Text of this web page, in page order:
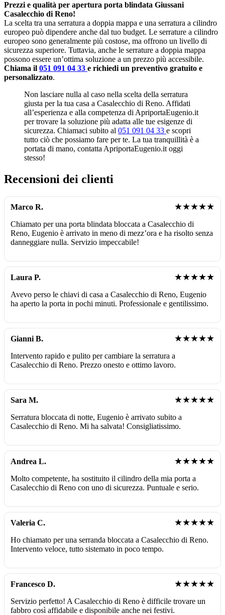
Prezzi e qualità per apertura porta blindata Giussani
Casalecchio di Reno!
La scelta tra una serratura a doppia mappa e una serratura a cilindro
europeo può dipendere anche dal tuo budget. Le serrature a cilindro
europeo sono generalmente più costose, ma offrono un livello di
sicurezza superiore. Tuttavia, anche le serrature a doppia mappa
possono essere un’ottima soluzione a un prezzo più accessibile.
Chiama il 051 091 04 33 e richiedi un preventivo gratuito e
personalizzato.
Non lasciare nulla al caso nella scelta della serratura
giusta per la tua casa a Casalecchio di Reno. Affidati
all’esperienza e alla competenza di ApriportaEugenio.it
per trovare la soluzione più adatta alle tue esigenze di
sicurezza. Chiamaci subito al 051 091 04 33 e scopri
tutto ciò che possiamo fare per te. La tua tranquillità è a
portata di mano, contatta ApriportaEugenio.it oggi
stesso!
Recensioni dei clienti
Marco R. ★★★★★
Chiamato per una porta blindata bloccata a Casalecchio di
Reno, Eugenio è arrivato in meno di mezz’ora e ha risolto senza
danneggiare nulla. Servizio impeccabile!
Laura P. ★★★★★
Avevo perso le chiavi di casa a Casalecchio di Reno, Eugenio
ha aperto la porta in pochi minuti. Professionale e gentilissimo.
Gianni B. ★★★★★
Intervento rapido e pulito per cambiare la serratura a
Casalecchio di Reno. Prezzo onesto e ottimo lavoro.
Sara M. ★★★★★
Serratura bloccata di notte, Eugenio è arrivato subito a
Casalecchio di Reno. Mi ha salvata! Consigliatissimo.
Andrea L. ★★★★★
Molto competente, ha sostituito il cilindro della mia porta a
Casalecchio di Reno con uno di sicurezza. Puntuale e serio.
Valeria C. ★★★★★
Ho chiamato per una serranda bloccata a Casalecchio di Reno.
Intervento veloce, tutto sistemato in poco tempo.
Francesco D. ★★★★★
Servizio perfetto! A Casalecchio di Reno è difficile trovare un
fabbro così affidabile e disponibile anche nei festivi.